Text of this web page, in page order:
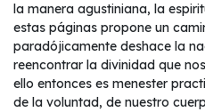
la manera agustiniana, la
estas páginas propone un
paradójicamente deshace la
reencontrar la divinidad que
ello entonces es menester
de la voluntad, de nuestro